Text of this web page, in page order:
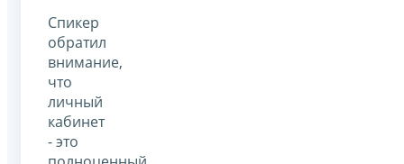
Спикер
обратил
внимание,
что
личный
кабинет
- это